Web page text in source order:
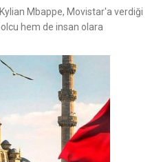
Mbappe, Movistar'a verdiği
hem de insan olara